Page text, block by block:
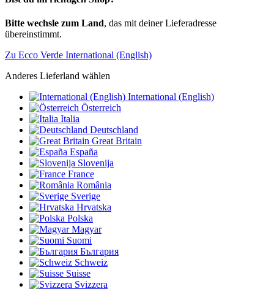
Bitte wechsle zum Land, das mit deiner Lieferadresse
übereinstimmt.
Zu Ecco Verde International (English)
Anderes Lieferland wählen
International (English)
Österreich
Italia
Deutschland
Great Britain
España
Slovenija
France
România
Sverige
Hrvatska
Polska
Magyar
Suomi
България
Schweiz
Suisse
Svizzera